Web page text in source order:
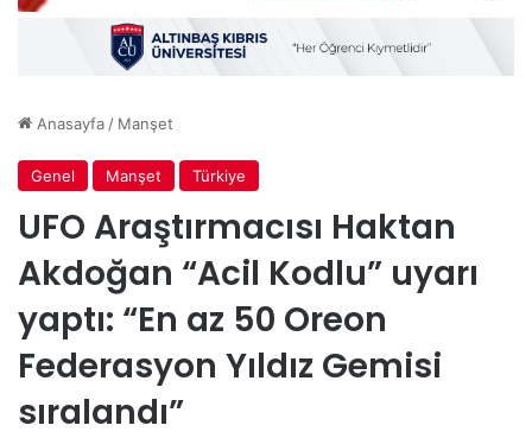
Anasayfa/ Manşet
Genel Manşet Türkiye
UFO Araştırmacısı Haktan
Akdoğan “Acil Kodlu” uyarı
yaptı: “En az 50 Oreon
Federasyon Yıldız Gemisi
sıralandı”